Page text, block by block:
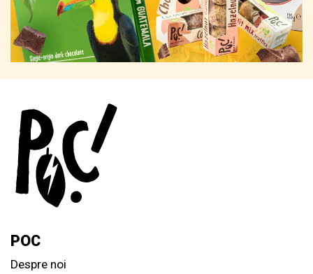
POC
Despre noi